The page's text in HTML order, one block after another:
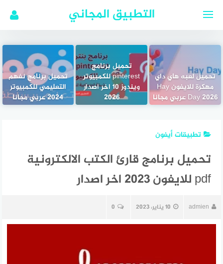
التطبيق المجاني
تحميل لعبه هاي داي
مهكرة للايفون Hay
Day 2026 عربي مجانا
تحميل برنامج
pinterest للكمبيوتر
ويندوز 10 اخر اصدار
2026
تحميل برنامج نفهم
التعليمي للكمبيوتر
2024 عربي مجانا
تطبيقات أيفون
تحميل برنامج قارئ الكتب الالكترونية
pdf للايفون 2023 اخر اصدار
admien 10 يناير، 2023 0